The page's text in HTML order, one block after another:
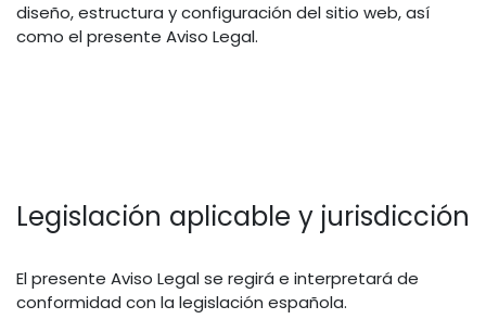
diseño, estructura y configuración del sitio web, así
como el presente Aviso Legal.
Legislación aplicable y jurisdicción
El presente Aviso Legal se regirá e interpretará de
conformidad con la legislación española.